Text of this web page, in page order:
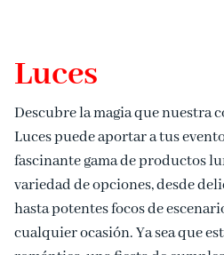
Video
Streaming
Luces
Descubre la magia que nuestra
Luces puede aportar a tus
fascinante gama de productos
variedad de opciones, desde
hasta potentes focos de
cualquier ocasión. Ya sea que